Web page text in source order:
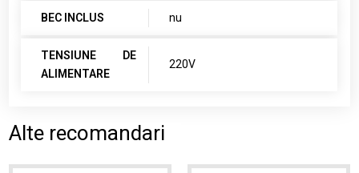
BEC INCLUS nu
TENSIUNE DE
ALIMENTARE
220V
Alte recomandari